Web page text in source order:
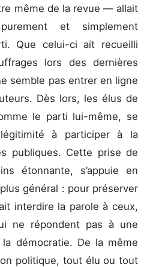
même de la revue — allait
et simplement
Que celui-ci ait recueilli
lors des dernières
semble pas entrer en ligne
Dès lors, les élus de
le parti lui-même, se
à participer à la
publiques. Cette prise de
étonnante, s’appuie en
général : pour préserver
interdire la parole à ceux,
ne répondent pas à une
démocratie. De la même
politique, tout élu ou tout